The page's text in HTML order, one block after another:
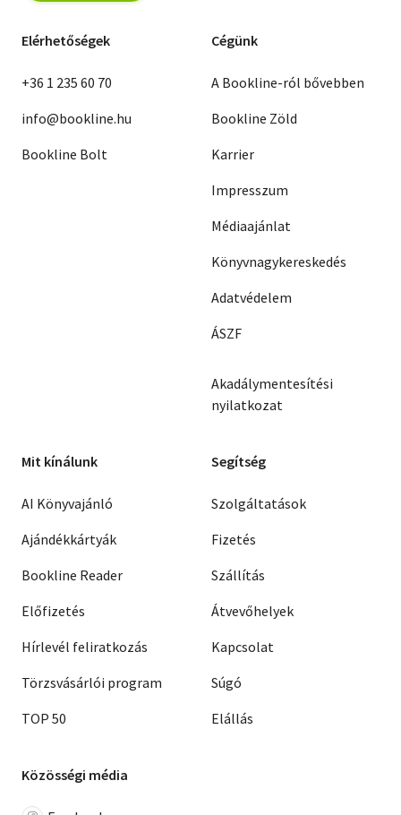
Elérhetőségek
+36 1 235 60 70
info@bookline.hu
Bookline Bolt
Cégünk
A Bookline-ról bővebben
Bookline Zöld
Karrier
Impresszum
Médiaajánlat
Könyvnagykereskedés
Adatvédelem
ÁSZF
Akadálymentesítési
nyilatkozat
Mit kínálunk
AI Könyvajánló
Ajándékkártyák
Bookline Reader
Előfizetés
Hírlevél feliratkozás
Törzsvásárlói program
TOP 50
Segítség
Szolgáltatások
Fizetés
Szállítás
Átvevőhelyek
Kapcsolat
Súgó
Elállás
Közösségi média